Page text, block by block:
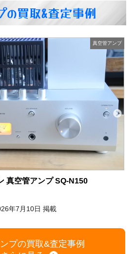
の買取&査定事例
真空管アンプ
ノブロック真空管アンプ ペア